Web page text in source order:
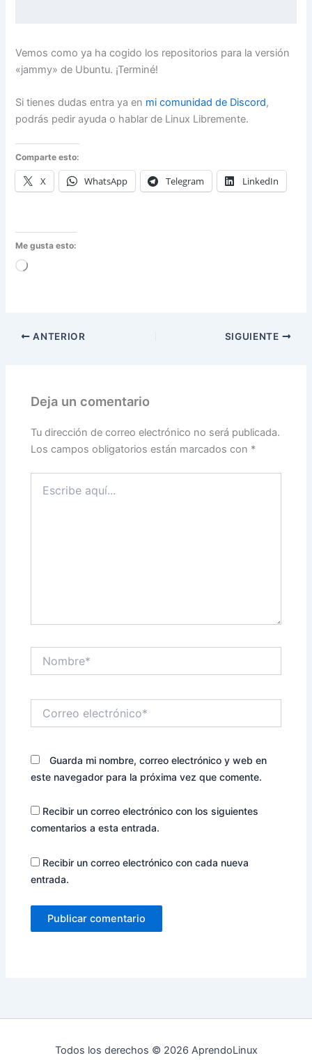
Vemos como ya ha cogido los repositorios para la versión
«jammy» de Ubuntu. ¡Terminé!
Si tienes dudas entra ya en mi comunidad de Discord,
podrás pedir ayuda o hablar de Linux Libremente.
Comparte esto:
X WhatsApp Telegram LinkedIn
Me gusta esto:
Cargando...
ANTERIOR SIGUIENTE
Deja un comentario
Tu dirección de correo electrónico no será publicada.
Los campos obligatorios están marcados con *
aquí...
electrónico*
Guarda mi nombre, correo electrónico y web en
este navegador para la próxima vez que comente.
Recibir un correo electrónico con los siguientes
comentarios a esta entrada.
Recibir un correo electrónico con cada nueva
entrada.
Todos los derechos © 2026 AprendoLinux